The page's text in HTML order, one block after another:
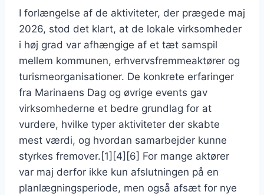
I forlængelse af de aktiviteter, der prægede maj
2026, stod det klart, at de lokale virksomheder
i høj grad var afhængige af et tæt samspil
mellem kommunen, erhvervsfremmeaktører og
turismeorganisationer. De konkrete erfaringer
fra Marinaens Dag og øvrige events gav
virksomhederne et bedre grundlag for at
vurdere, hvilke typer aktiviteter der skabte
mest værdi, og hvordan samarbejder kunne
styrkes fremover.[1][4][6] For mange aktører
var maj derfor ikke kun afslutningen på en
planlægningsperiode, men også afsæt for nye